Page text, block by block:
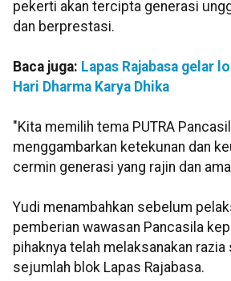
pekerti akan tercipta generasi
dan berprestasi.
Baca juga: Lapas Rajabasa gelar
Hari Dharma Karya Dhika
"Kita memilih tema PUTRA
menggambarkan ketekunan dan
cermin generasi yang rajin dan
Yudi menambahkan sebelum
pemberian wawasan Pancasila
pihaknya telah melaksanakan
sejumlah blok Lapas Rajabasa.